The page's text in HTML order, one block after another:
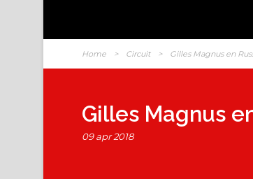
Home > Circuit > Gilles Magnus en
Gilles Magnus
09 apr 2018